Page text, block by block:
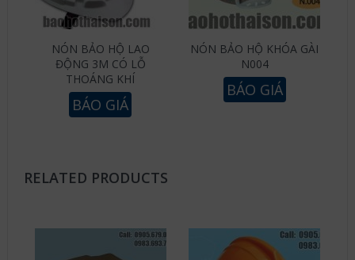
NÓN BẢO HỘ LAO
ĐỘNG 3M CÓ LỖ
THOÁNG KHÍ
BÁO GIÁ
NÓN BẢO HỘ KHÓA GÀI
N004
BÁO GIÁ
RELATED PRODUCTS